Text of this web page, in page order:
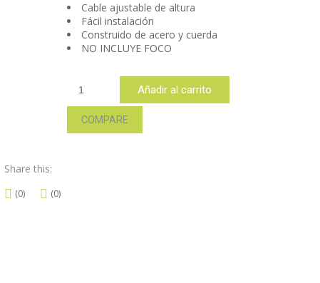
Cable ajustable de altura
Fácil instalación
Construido de acero y cuerda
NO INCLUYE FOCO
cantidad
Añadir al carrito
COMPARE
Share this:
(0) (0)